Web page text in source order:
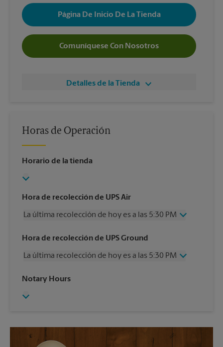
Página De Inicio De La Tienda
Comuníquese Con Nosotros
Detalles de la Tienda
Horas de Operación
Horario de la tienda
Hora de recolección de UPS Air
La última recolección de hoy es a las 5:30 PM
Miércoles
5:30 PM
Viernes
5:30 PM
Domingo
Hora de recolección de UPS Ground
La última recolección de hoy es a las 5:30 PM
Miércoles
Viernes
Martes
Notary Hours